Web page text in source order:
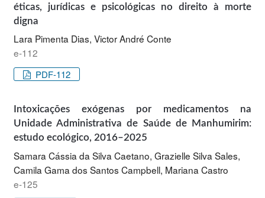
éticas, jurídicas e psicológicas no direito à morte
digna
Lara Pimenta Dias, Victor André Conte
e-112
PDF-112
Intoxicações exógenas por medicamentos na
Unidade Administrativa de Saúde de Manhumirim:
estudo ecológico, 2016–2025
Samara Cássia da Silva Caetano, Grazielle Silva Sales,
Camila Gama dos Santos Campbell, Mariana Castro
e-125